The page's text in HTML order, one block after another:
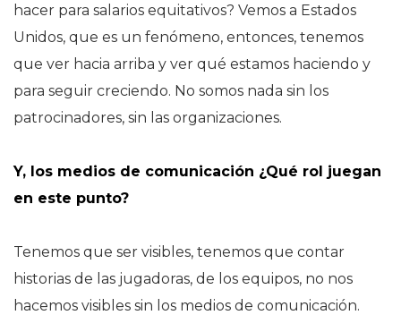
hacer para salarios equitativos? Vemos a Estados
Unidos, que es un fenómeno, entonces, tenemos
que ver hacia arriba y ver qué estamos haciendo y
para seguir creciendo. No somos nada sin los
patrocinadores, sin las organizaciones.
Y, los medios de comunicación ¿Qué rol juegan
en este punto?
Tenemos que ser visibles, tenemos que contar
historias de las jugadoras, de los equipos, no nos
hacemos visibles sin los medios de comunicación.